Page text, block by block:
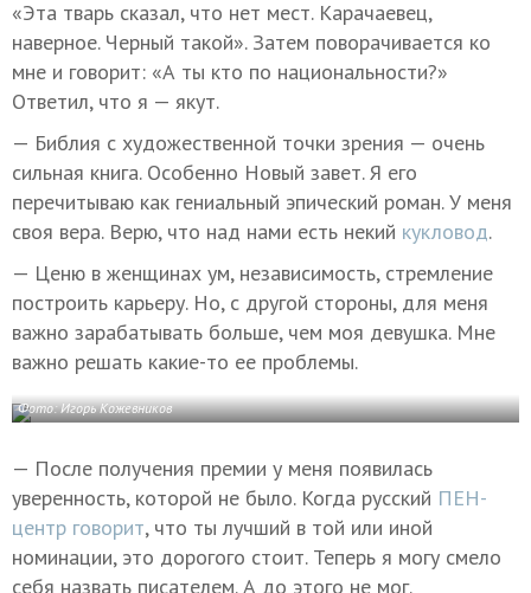
«Эта тварь сказал, что нет мест. Карачаевец,
наверное. Черный такой». Затем поворачивается ко
мне и говорит: «А ты кто по национальности?»
Ответил, что я — якут.
— Библия с художественной точки зрения — очень
сильная книга. Особенно Новый завет. Я его
перечитываю как гениальный эпический роман. У меня
своя вера. Верю, что над нами есть некий кукловод.
— Ценю в женщинах ум, независимость, стремление
построить карьеру. Но, с другой стороны, для меня
важно зарабатывать больше, чем моя девушка. Мне
важно решать какие-то ее проблемы.
Фото: Игорь Кожевников
— После получения премии у меня появилась
уверенность, которой не было. Когда русский ПЕН-
центр говорит, что ты лучший в той или иной
номинации, это дорогого стоит. Теперь я могу смело
себя назвать писателем. А до этого не мог.